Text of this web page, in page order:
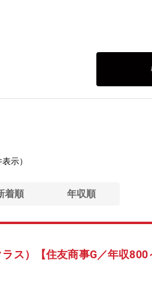
示）
着順 年収順
ス）【住友商事G／年収800